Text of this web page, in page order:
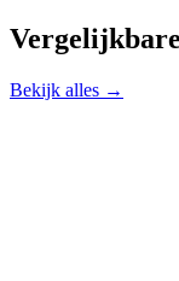
Bekijk alles →